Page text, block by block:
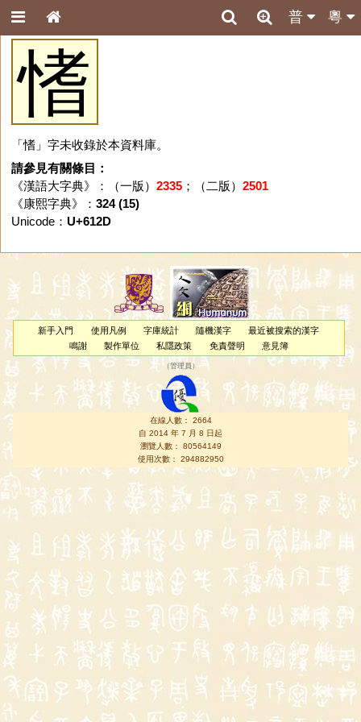
粵
普
愭
「愭」字未收錄於本資料庫。
請參見有關條目：
《漢語大字典》：（一版） 2335；（二版） 2501
《康熙字典》： 324 (15)
Unicode： U+612D
新手入門 使用凡例 字庫統計 隨機漢字
最近被搜索的漢字
鳴謝
製作單位 私隱政策 免責聲明 意見簿
（管理員 ）
在線人數： 2664
自 2014 年 7 月 8 日起
瀏覽人數： 80564149
使用次數： 294882950